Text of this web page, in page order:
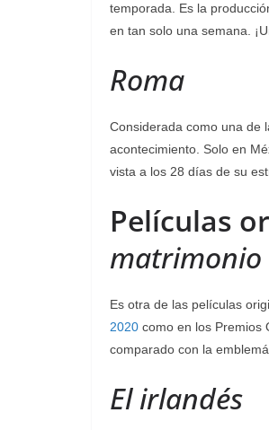
temporada. Es la
en tan solo una semana.
Roma
Considerada como una de
acontecimiento. Solo en
vista a los 28 días de su
Películas
matrimonio
Es otra de las películas
2020 como en los Premios
comparado con la
El irlandés